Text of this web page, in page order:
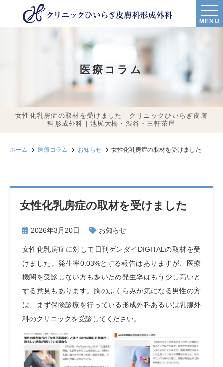
MENU
医療コラム
女性化乳房症の取材を受けました｜クリニックひいらぎ皮膚
科形成外科｜池尻大橋・渋谷・三軒茶屋
ホーム 医療コラム お知らせ 女性化乳房症の取材を受けました
女性化乳房症の取材を受けました
2026年3月20日 お知らせ
女性化乳房症に対して日刊ゲンダイDIGITALの取材を受
けました。発生率0.03%とする報告はありますが、医療
機関を受診しない方も多いため発生率はもう少し高いと
する意見もあります。胸のふくらみが気になる男性の方
は、まず保険診療を行っている形成外科あるいは乳腺外
科のクリニックを受診してください。